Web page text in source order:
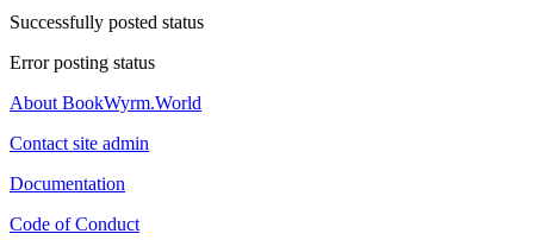
Successfully posted status
Error posting status
About BookWyrm.World
Contact site admin
Documentation
Code of Conduct